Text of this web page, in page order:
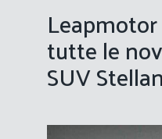
tutte le
SUV